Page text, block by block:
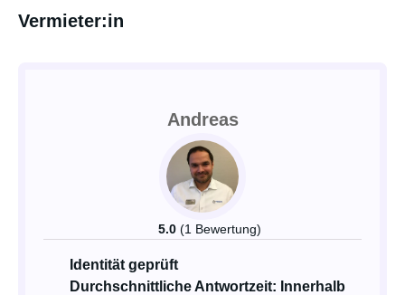
Vermieter:in
Andreas
5.0 (1 Bewertung)
Identität geprüft
Durchschnittliche Antwortzeit: Innerhalb